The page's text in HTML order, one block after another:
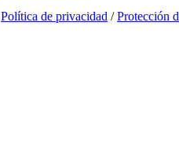
Política de privacidad /Protección